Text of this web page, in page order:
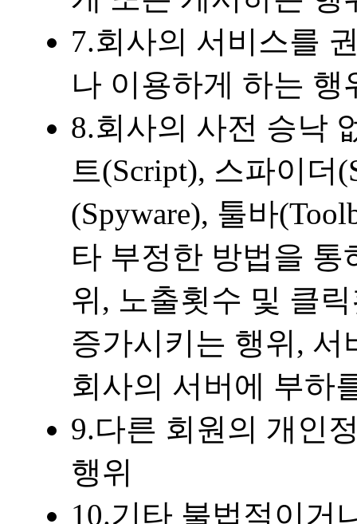
7.회사의 서비스를
나 이용하게 하는 행
8.회사의 사전 승낙
트(Script), 스파이더
(Spyware), 툴바
타 부정한 방법을
위, 노출횟수 및 클
증가시키는 행위,
회사의 서버에 부하
9.다른 회원의 개인
행위
10.기타 불법적이거